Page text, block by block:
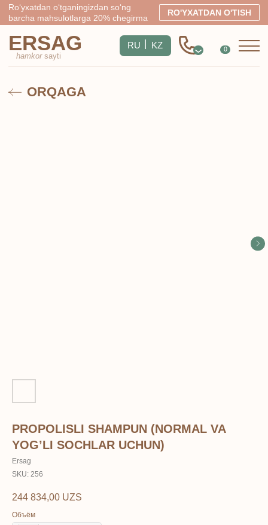
Ro‘yxatdan o‘tganingizdan so‘ng
barcha mahsulotlarga 20% chegirma
RO'YXATDAN O'TISH
0
ERSAG
hamkorsayti
ORQAGA
PROPOLISLI SHAMPUN (NORMAL VA
YOG’LI SOCHLAR UCHUN)
Ersag
SKU: 256
244 834,00 UZS
Объём